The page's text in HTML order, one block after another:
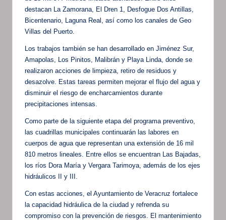
destacan La Zamorana, El Dren 1, Desfogue Dos Antillas,
Bicentenario, Laguna Real, así como los canales de Geo
Villas del Puerto.
Los trabajos también se han desarrollado en Jiménez Sur,
Amapolas, Los Pinitos, Malibrán y Playa Linda, donde se
realizaron acciones de limpieza, retiro de residuos y
desazolve. Estas tareas permiten mejorar el flujo del agua y
disminuir el riesgo de encharcamientos durante
precipitaciones intensas.
Como parte de la siguiente etapa del programa preventivo,
las cuadrillas municipales continuarán las labores en
cuerpos de agua que representan una extensión de 16 mil
810 metros lineales. Entre ellos se encuentran Las Bajadas,
los ríos Dora María y Vergara Tarimoya, además de los ejes
hidráulicos II y III.
Con estas acciones, el Ayuntamiento de Veracruz fortalece
la capacidad hidráulica de la ciudad y refrenda su
compromiso con la prevención de riesgos. El mantenimiento